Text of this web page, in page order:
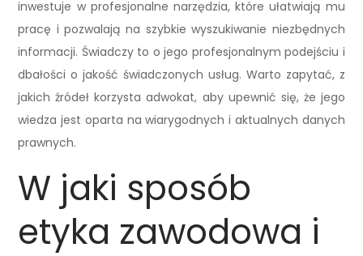
inwestuje w profesjonalne narzędzia, które ułatwiają mu
pracę i pozwalają na szybkie wyszukiwanie niezbędnych
informacji. Świadczy to o jego profesjonalnym podejściu i
dbałości o jakość świadczonych usług. Warto zapytać, z
jakich źródeł korzysta adwokat, aby upewnić się, że jego
wiedza jest oparta na wiarygodnych i aktualnych danych
prawnych.
W jaki sposób
etyka zawodowa i